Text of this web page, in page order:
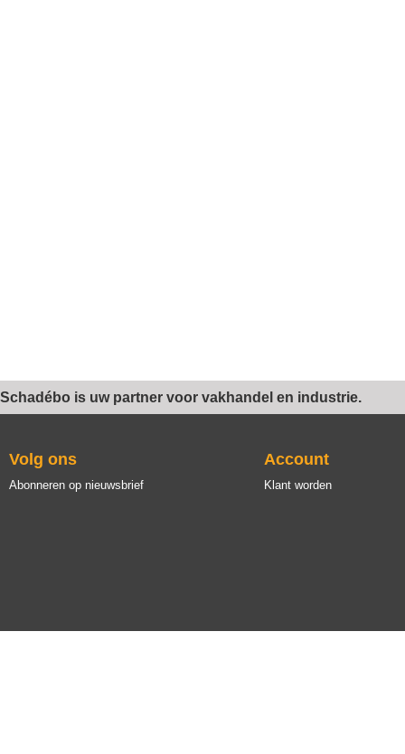
Schadébo is uw partner voor vakhandel en industrie.
Volg ons
Abonneren op nieuwsbrief
Account
Klant worden